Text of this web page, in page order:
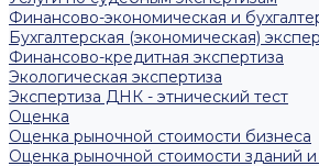
Финансово-экономическая и
Бухгалтерская (экономическая)
Финансово-кредитная экспертиза
Экологическая экспертиза
Экспертиза ДНК - этнический тест
Оценка
Оценка рыночной стоимости бизнеса
Оценка рыночной стоимости зданий